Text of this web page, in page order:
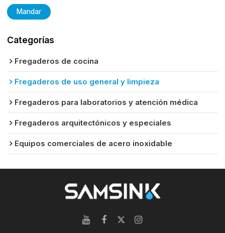
Mandar
Categorías
Fregaderos de cocina
Fregaderos de uso general y limpieza
Fregaderos para laboratorios y atención médica
Fregaderos arquitectónicos y especiales
Equipos comerciales de acero inoxidable